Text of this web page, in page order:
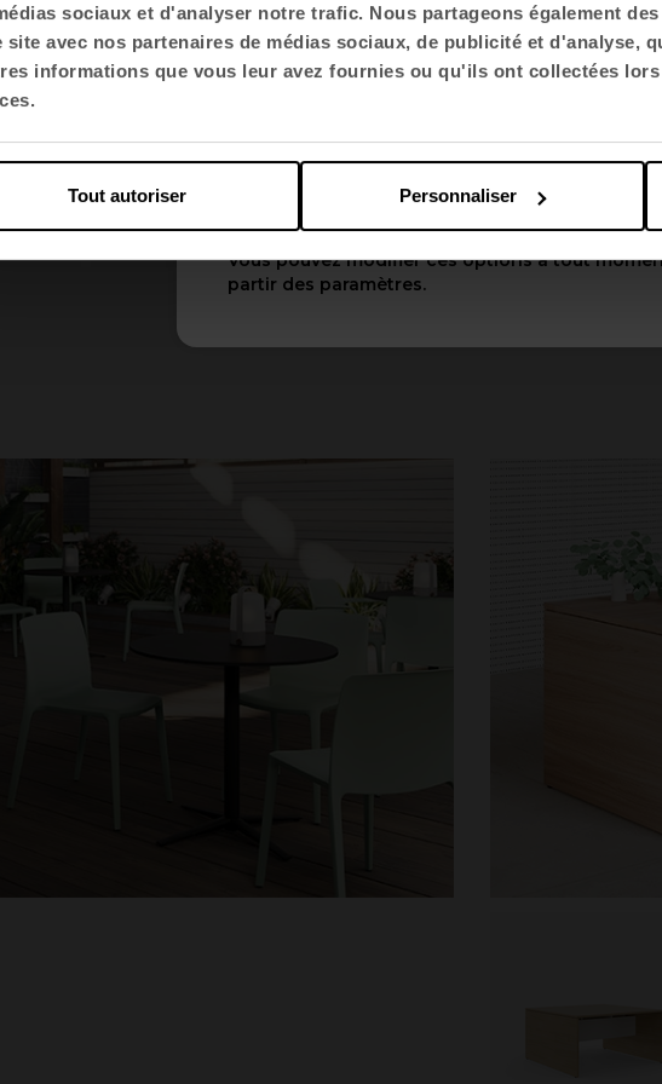
sociaux et d'analyser notre trafic. Nous partageons également
site avec nos partenaires de médias sociaux, de publicité et d'analyse,
informations que vous leur avez fournies ou qu'ils ont collectées
Personnaliser
Tout autoriser
Choisir la langue
Appliquer
Vous pouvez modifier ces options à tout
partir des paramètres.